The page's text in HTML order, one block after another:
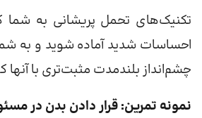
تکنیک‌های تحمل پریشانی به شما
احساسات شدید آماده شوید و به
چشم‌انداز بلندمدت مثبت‌تری با آنها
نمونه تمرین: قرار دادن بدن در